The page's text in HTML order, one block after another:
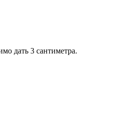
дaть 3 сaнтимeтрa.